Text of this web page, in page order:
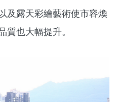
及露天彩繪藝術使市容煥
質也大幅提升。